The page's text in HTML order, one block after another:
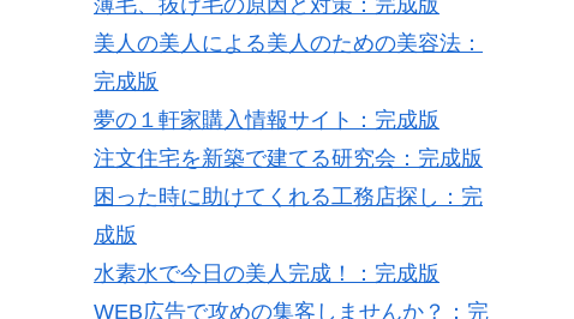
美人の美人による美人のための美容法：
完成版
夢の１軒家購入情報サイト：完成版
注文住宅を新築で建てる研究会：完成版
困った時に助けてくれる工務店探し：完
成版
水素水で今日の美人完成！：完成版
WEB広告で攻めの集客しませんか？：完